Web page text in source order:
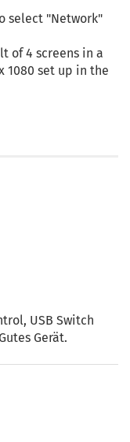
select "Network"
of 4 screens in a
1080 set up in the
USB Switch